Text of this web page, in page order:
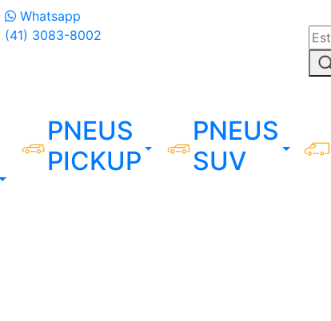
Whatsapp
(41) 3083-8002
PNEUS
PICKUP
PNEUS
SUV